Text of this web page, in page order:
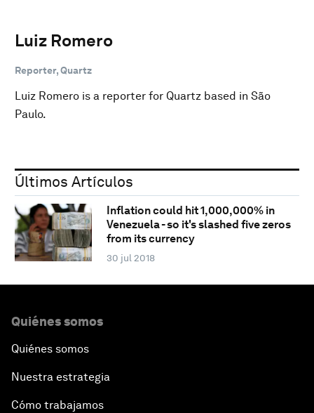
Luiz Romero
Reporter, Quartz
Luiz Romero is a reporter for Quartz based in São
Paulo.
Últimos Artículos
Inflation could hit 1,000,000% in
Venezuela - so it's slashed five zeros
from its currency
30 jul 2018
Quiénes somos
Quiénes somos
Nuestra estrategia
Cómo trabajamos